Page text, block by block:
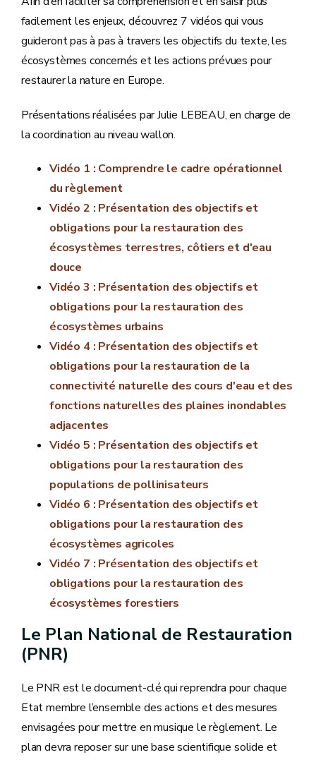
facilement les enjeux, découvrez 7 vidéos qui vous
guideront pas à pas à travers les objectifs du texte, les
écosystèmes concernés et les actions prévues pour
restaurer la nature en Europe.
Présentations réalisées par Julie LEBEAU, en charge de
la coordination au niveau wallon.
Vidéo 1 : Comprendre le cadre opérationnel
du règlement
Vidéo 2 : Présentation des objectifs et
obligations pour la restauration des
écosystèmes terrestres, côtiers et d'eau
douce
Vidéo 3 : Présentation des objectifs et
obligations pour la restauration des
écosystèmes urbains
Vidéo 4 : Présentation des objectifs et
obligations pour la restauration de la
connectivité naturelle des cours d'eau et des
fonctions naturelles des plaines inondables
adjacentes
Vidéo 5 : Présentation des objectifs et
obligations pour la restauration des
populations de pollinisateurs
Vidéo 6 : Présentation des objectifs et
obligations pour la restauration des
écosystèmes agricoles
Vidéo 7 : Présentation des objectifs et
obligations pour la restauration des
écosystèmes forestiers
Le Plan National de Restauration
(PNR)
Le PNR est le document-clé qui reprendra pour chaque
Etat membre l’ensemble des actions et des mesures
envisagées pour mettre en musique le règlement. Le
plan devra reposer sur une base scientifique solide et